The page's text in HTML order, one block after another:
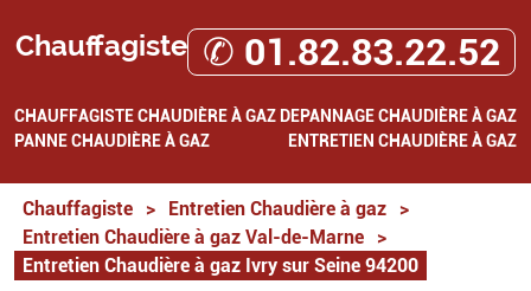
Chauffagiste ✆ 01.82.83.22.52
CHAUFFAGISTECHAUDIÈRE À GAZ DEPANNAGE CHAUDIÈRE À GAZ
PANNE CHAUDIÈRE À GAZ
ENTRETIEN CHAUDIÈRE À GAZ
Chauffagiste > Entretien Chaudière à gaz
>
Entretien Chaudière à gaz Val-de-Marne
>
Entretien Chaudière à gaz Ivry sur Seine 94200